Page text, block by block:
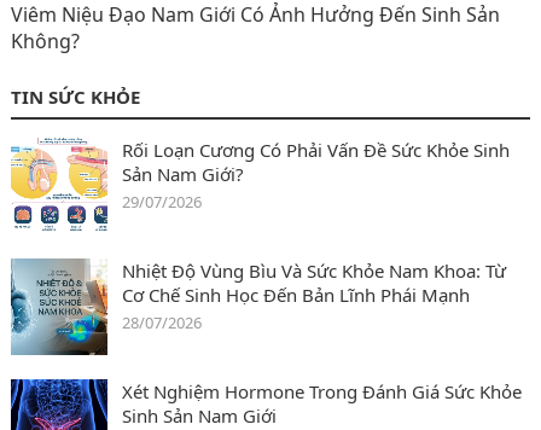
Viêm Niệu Đạo Nam Giới Có Ảnh Hưởng Đến Sinh Sản
Không?
TIN SỨC KHỎE
Rối Loạn Cương Có Phải Vấn Đề Sức Khỏe Sinh
Sản Nam Giới?
29/07/2026
Nhiệt Độ Vùng Bìu Và Sức Khỏe Nam Khoa: Từ
Cơ Chế Sinh Học Đến Bản Lĩnh Phái Mạnh
28/07/2026
Xét Nghiệm Hormone Trong Đánh Giá Sức Khỏe
Sinh Sản Nam Giới